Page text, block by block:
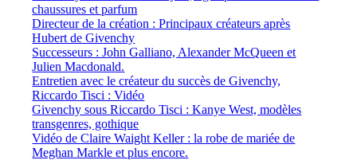
chaussures et parfum
Directeur de la création : Principaux créateurs après
Hubert de Givenchy
Successeurs : John Galliano, Alexander McQueen et
Julien Macdonald.
Entretien avec le créateur du succès de Givenchy,
Riccardo Tisci : Vidéo
Givenchy sous Riccardo Tisci : Kanye West, modèles
transgenres, gothique
Vidéo de Claire Waight Keller : la robe de mariée de
Meghan Markle et plus encore.